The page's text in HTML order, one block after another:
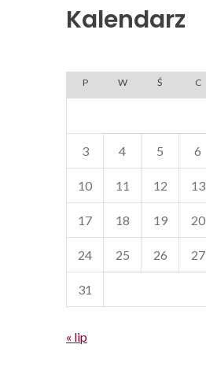
Kalendarz
P W Ś C
3 4 5 6
10 11 12 13
17 18 19 20
24 25 26 27
31
« lip